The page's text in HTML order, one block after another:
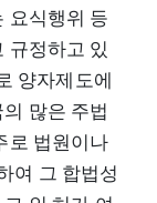
요식행위 등
규정하고 있
양자제도에
많은 주법
로 법원이나
여 그 합법성